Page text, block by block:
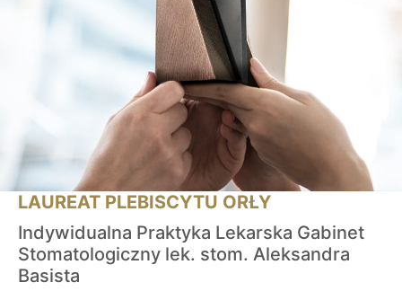
LAUREAT PLEBISCYTU ORŁY
Indywidualna Praktyka Lekarska Gabinet
Stomatologiczny lek. stom. Aleksandra
Basista